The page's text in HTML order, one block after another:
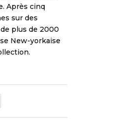
Après cinq
sur des
plus de 2000
New-yorkaise